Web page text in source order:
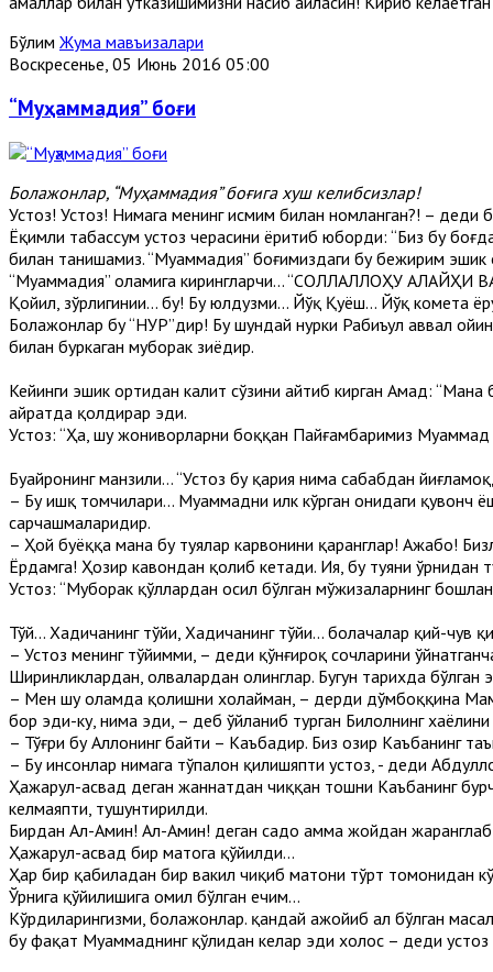
Бўлим Жума мавъизалари
Воскресенье, 05 Июнь 2016 05:00
“Муҳаммадия” боғи
Болажонлар, “Муҳаммадия” боғига хуш келибсизлар!
Устоз! Устоз! Нимага менинг исмим билан номланган?! – деди
Ёқимли табассум устоз чеҳрасини ёритиб юборди: “Биз бу
билан танишамиз. “Муҳаммадия” боғимиздаги бу бежирим эшик
“Муҳаммадия” оламига кирингларчи... “СОЛЛАЛЛОҲУ АЛАЙҲИ
Қойил, зўрлигинии... бу! Бу юлдузми... Йўқ Қуёш... Йўқ комета
Болажонлар бу “НУР”дир! Бу шундай нурки Рабиъул аввал
билан буркаган муборак зиёдир.
Кейинги эшик ортидан калит сўзини айтиб кирган Аҳмад:
ҳайратда қолдирар эди.
Устоз: “Ҳа, шу жониворларни боққан Пайғамбаримиз Муҳаммад
Буҳайронинг манзили… “Устоз бу қария нима сабабдан
– Бу ишқ томчилари... Муҳаммадни илк кўрган онидаги
сарчашмаларидир.
– Ҳой буёққа мана бу туялар карвонини қаранглар! Ажабо!
Ёрдамга! Ҳозир кавондан қолиб кетади. Ия, бу туяни ўрнидан
Устоз: “Муборак қўллардан ҳосил бўлган мўжизаларнинг
Тўй... Хадичанинг тўйи, Хадичанинг тўйи... болачалар қий-чув
– Устоз менинг тўйимми, – деди қўнғироқ сочларини
Ширинликлардан, ҳолвалардан олинглар. Бугун тарихда
– Мен шу оламда қолишни хоҳлайман, – дерди дўмбоққина
бор эди-ку, нима эди, – деб ўйланиб турган Билолнинг
– Тўғри бу Аллоҳнинг байти – Каъбадир. Биз ҳозир Каъбанинг
– Бу инсонлар нимага тўпалон қилишяпти устоз, - деди
Ҳажарул-асвад деган жаннатдан чиққан тошни Каъбанинг
келмаяпти, тушунтирилди.
Бирдан Ал-Амин! Ал-Амин! деган садо ҳамма жойдан
Ҳажарул-асвад бир матога қўйилди...
Ҳар бир қабиладан бир вакил чиқиб матони тўрт томонидан
Ўрнига қўйилишига омил бўлган ечим...
Кўрдиларингизми, болажонлар. қандай ажойиб ҳал бўлган
бу фақат Муҳаммаднинг қўлидан келар эди холос – деди